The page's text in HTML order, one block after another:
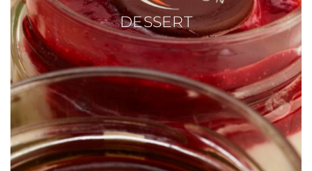
DESSERT